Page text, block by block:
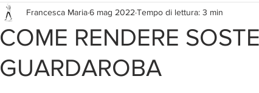
COME RENDERE
GUARDAROBA
Francesca Maria6 mag 2022 Tempo di lettura: 3 min